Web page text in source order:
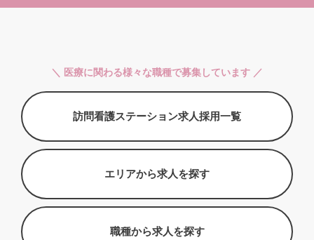
＼ 医療に関わる様々な職種で募集しています ／
訪問看護ステーション求人採用一覧
エリアから求人を探す
職種から求人を探す